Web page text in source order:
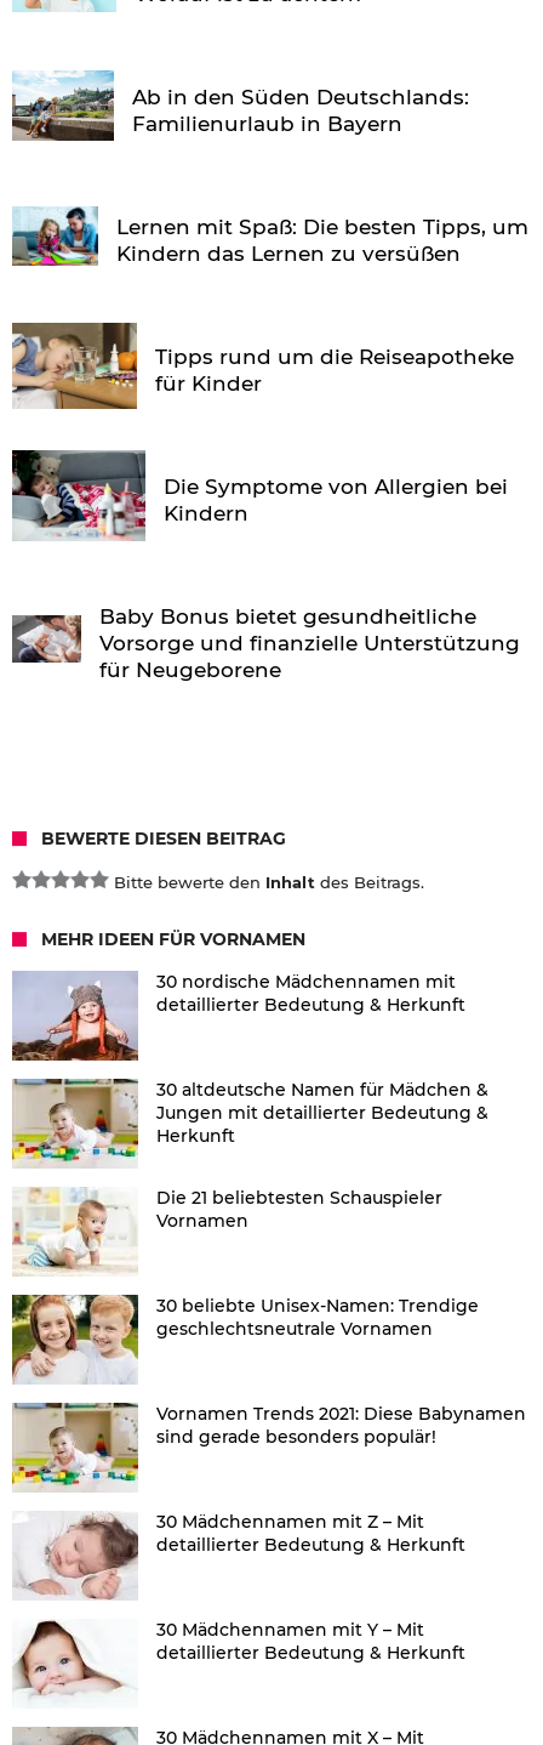
Ab in den Süden Deutschlands:
Familienurlaub in Bayern
Lernen mit Spaß: Die besten Tipps, um
Kindern das Lernen zu versüßen
Tipps rund um die Reiseapotheke
für Kinder
Die Symptome von Allergien bei
Kindern
Baby Bonus bietet gesundheitliche
Vorsorge und finanzielle Unterstützung
für Neugeborene
BEWERTE DIESEN BEITRAG
Bitte bewerte den Inhalt des Beitrags.
MEHR IDEEN FÜR VORNAMEN
30 nordische Mädchennamen mit
detaillierter Bedeutung & Herkunft
30 altdeutsche Namen für Mädchen &
Jungen mit detaillierter Bedeutung &
Herkunft
Die 21 beliebtesten Schauspieler
Vornamen
30 beliebte Unisex-Namen: Trendige
geschlechtsneutrale Vornamen
Vornamen Trends 2021: Diese Babynamen
sind gerade besonders populär!
30 Mädchennamen mit Z – Mit
detaillierter Bedeutung & Herkunft
30 Mädchennamen mit Y – Mit
detaillierter Bedeutung & Herkunft
30 Mädchennamen mit X – Mit